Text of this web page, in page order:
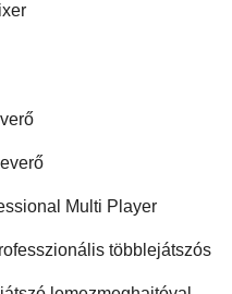
Multi Player
többlejátszós